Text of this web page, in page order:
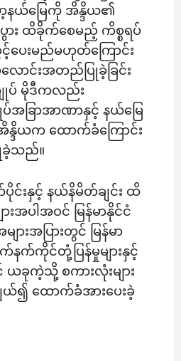
နယ်မြေကို အိန္ဒိယ၏
ား ထိခိုက်စေမည့် ကိစ္စရပ်
င့်ပေးမည်မဟုတ်ကြောင်း
ာင်းအတည်ပြုခဲ့ခြင်း
ျုပ် မိုဒီကလည်း
အခြာအာဏာနှင့် နယ်မြေ
ဒိယက ထောက်ခံကြောင်း
သည်။
င်းနှင့် နယ်နိမိတ်ချင်း ထိ
းအပါအဝင် မြန်မာနိုင်ငံ
ားအပြားတွင် မြန်မာ
နက်ကိုင်တုံ့ပြန်မှုများနှင့်
ယခုကဲ့သို့ စကားလုံးများ
၍ ထောက်ခံအားပေးခဲ့